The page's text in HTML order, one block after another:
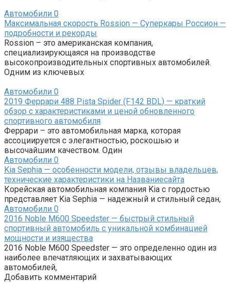
Автомобили 0
Максимальная скорость Rossion — Суперкары Россион —
подробности и рекорды
Rossion – это американская компания,
специализирующаяся на производстве
высокопроизводительных спортивных автомобилей.
Одним из ключевых
Автомобили 0
2019 Феррари 488 Pista Spider (F142 BDL) — краткий
обзор с характеристиками и ценой обновленного
спортивного автомобиля
Феррари – это автомобильная марка, которая
ассоциируется с элегантностью, роскошью и
высочайшим качеством. Один
Автомобили 0
Kia Sephia — особенности модели, отзывы владельцев,
технические характеристики на Названиесайта
Корейская автомобильная компания Kia с гордостью
представляет Kia Sephia — надежный и стильный седан,
Автомобили 0
2016 Noble M600 Speedster — быстрый стильный
спортивный автомобиль с уникальной комбинацией
мощности и изящества
2016 Noble M600 Speedster — это определенно один из
наиболее впечатляющих и захватывающих
автомобилей,
Добавить комментарий